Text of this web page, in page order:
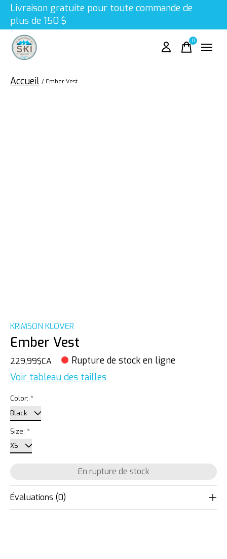
Livraison gratuite pour toute commande de
plus de 150 $
0items
Accueil / Ember Vest
KRIMSON KLOVER
Ember Vest
229,99$CA Rupture de stock en ligne
Voir tableau des tailles
Color: *
Size: *
En rupture de stock
Évaluations (0)